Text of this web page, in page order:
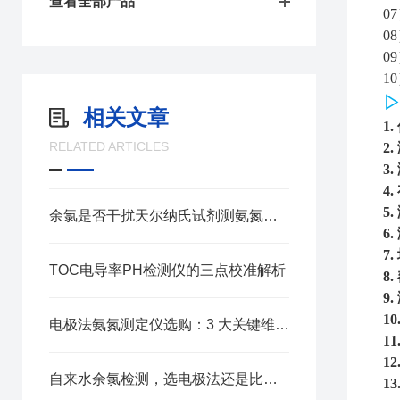
相关文章
RELATED ARTICLES
余氯是否干扰天尔纳氏试剂测氨氮？消除方法看这里
TOC电导率PH检测仪的三点校准解析
电极法氨氮测定仪选购：3 大关键维度，适配多场景检测需求
自来水余氯检测，选电极法还是比色法检测仪更靠谱？
1.
2.
3.
4.
5.
6.
7.
8.
9.